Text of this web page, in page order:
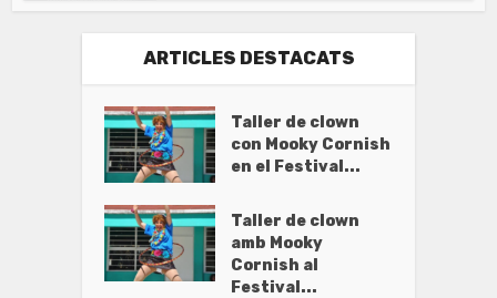
ARTICLES DESTACATS
Taller de clown
con Mooky Cornish
en el Festival...
Taller de clown
amb Mooky
Cornish al
Festival...